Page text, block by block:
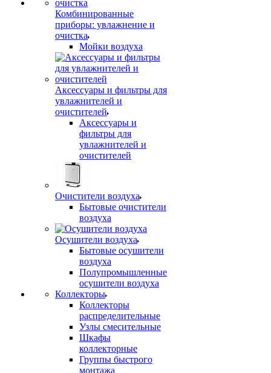
Комбинированные
приборы: увлажнение и
очистка
Мойки воздуха
Аксессуары и фильтры для
увлажнителей и
очистителей
Аксессуары и
фильтры для
увлажнителей и
очистителей
Очистители воздуха
Бытовые очистители
воздуха
Осушители воздуха
Бытовые осушители
воздуха
Полупромышленные
осушители воздуха
Коллекторы
Коллекторы
распределительные
Узлы смесительные
Шкафы
коллекторные
Группы быстрого
монтажа